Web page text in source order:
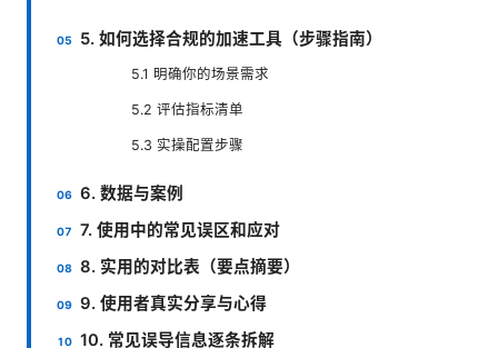
5. 如何选择合规的加速工具（步骤指南）
5.1 明确你的场景需求
5.2 评估指标清单
5.3 实操配置步骤
6. 数据与案例
7. 使用中的常见误区和应对
8. 实用的对比表（要点摘要）
9. 使用者真实分享与心得
10. 常见误导信息逐条拆解